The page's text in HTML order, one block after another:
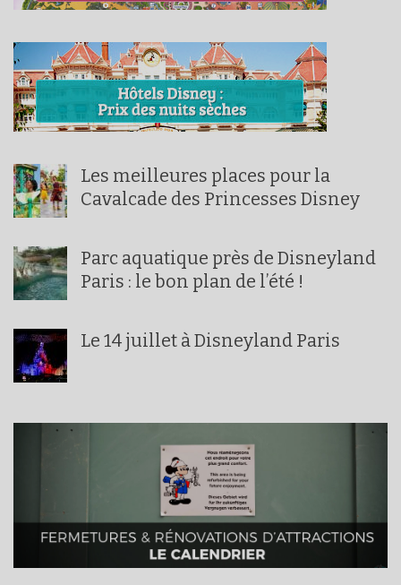
Les meilleures places pour la
Cavalcade des Princesses Disney
Parc aquatique près de Disneyland
Paris : le bon plan de l’été !
Le 14 juillet à Disneyland Paris